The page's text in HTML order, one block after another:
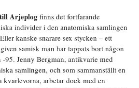
Arjeplog finns det fortfarande
individer i den anatomiska samlingen
kanske snarare sex stycken – ett
samisk man har tappats bort någon
95. Jenny Bergman, antikvarie med
samlingen, och som sammanställt en
kvarlevorna, arbetar dock med en